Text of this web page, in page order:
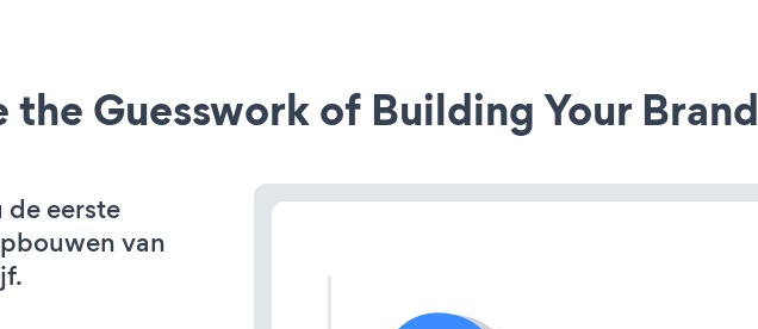
the Guesswork of Building Your Brand
eerste
van